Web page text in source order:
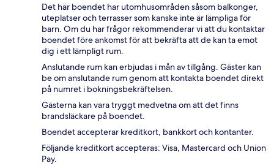
Det här boendet har utomhusområden såsom balkonger,
uteplatser och terrasser som kanske inte är lämpliga för
barn. Om du har frågor rekommenderar vi att du kontaktar
boendet före ankomst för att bekräfta att de kan ta emot
dig i ett lämpligt rum.
Anslutande rum kan erbjudas i mån av tillgång. Gäster kan
be om anslutande rum genom att kontakta boendet direkt
på numret i bokningsbekräftelsen.
Gästerna kan vara tryggt medvetna om att det finns
brandsläckare på boendet.
Boendet accepterar kreditkort, bankkort och kontanter.
Följande kreditkort accepteras: Visa, Mastercard och Union
Pay.